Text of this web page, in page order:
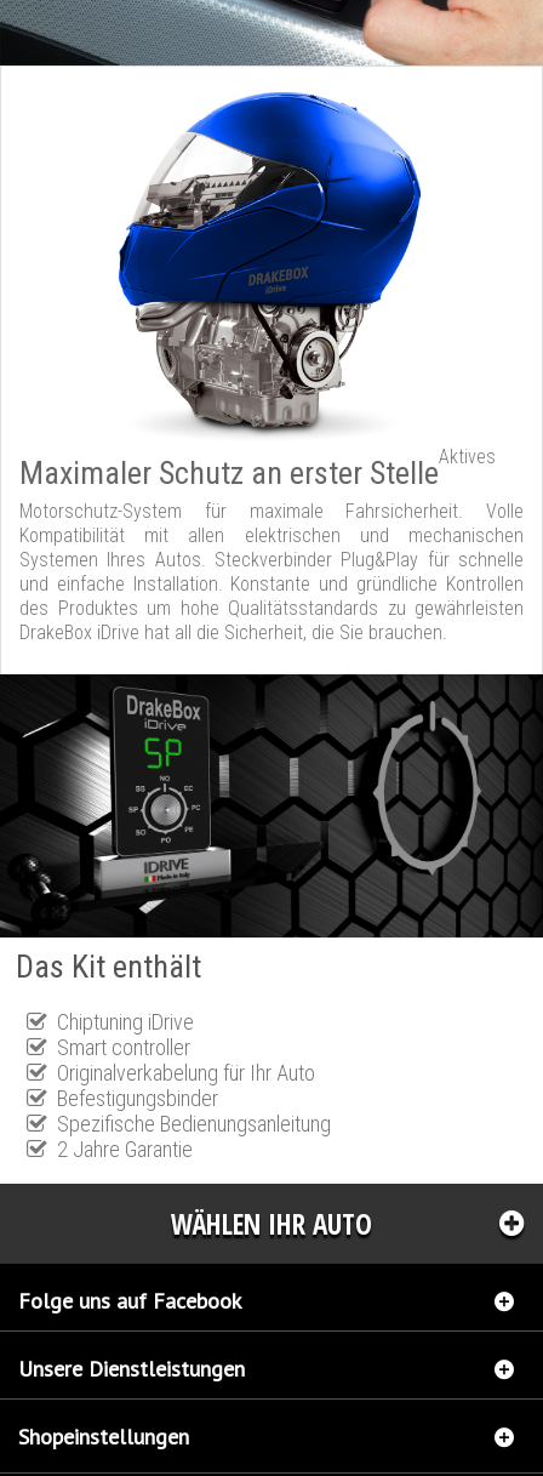
Maximaler Schutz an erster StelleAktives
Motorschutz-System für maximale Fahrsicherheit. Volle
Kompatibilität mit allen elektrischen und mechanischen
Systemen Ihres Autos. Steckverbinder Plug&Play für schnelle
und einfache Installation. Konstante und gründliche Kontrollen
des Produktes um hohe Qualitätsstandards zu gewährleisten
DrakeBox iDrive hat all die Sicherheit, die Sie brauchen.
Das Kit enthält
Chiptuning iDrive
Smart controller
Originalverkabelung für Ihr Auto
Befestigungsbinder
Spezifische Bedienungsanleitung
2 Jahre Garantie
WÄHLEN IHR AUTO
Folge uns auf Facebook
Unsere Dienstleistungen
Shopeinstellungen